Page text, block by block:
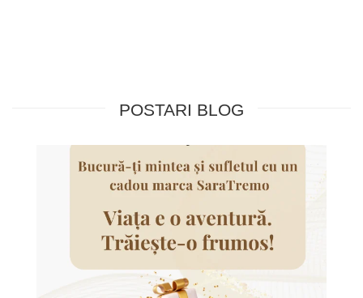
POSTARI BLOG